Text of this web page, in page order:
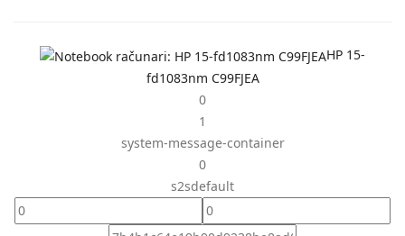
HP 15-
fd1083nm C99FJEA
0
1
system-message-container
0
s2sdefault